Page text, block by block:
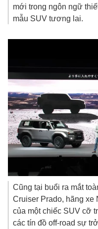
mới trong ngôn ngữ
mẫu SUV tương lai.
Cũng tại buổi ra mắt
Cruiser Prado, hãng xe
của một chiếc SUV cỡ
các tín đồ off-road sự